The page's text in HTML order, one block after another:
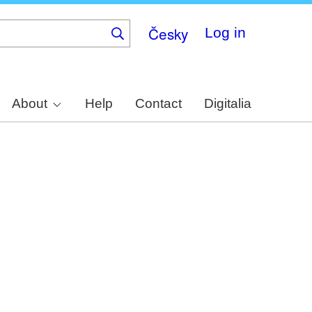
Česky Log in
About Help Contact Digitalia